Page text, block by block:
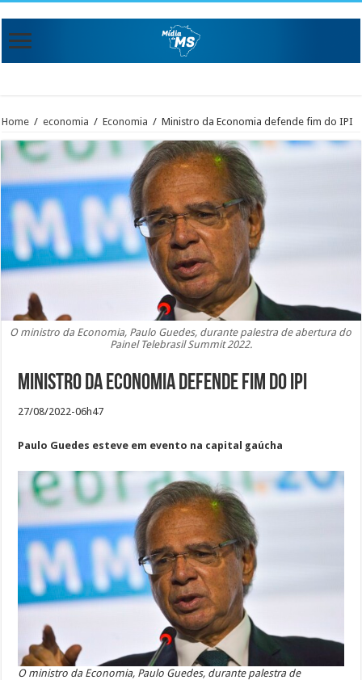
Home / economia / Economia / Ministro da Economia defende fim do IPI
O ministro da Economia, Paulo Guedes, durante palestra de abertura do
Painel Telebrasil Summit 2022.
Ministro da Economia defende fim do IPI
27/08/2022-06h47
Paulo Guedes esteve em evento na capital gaúcha
O ministro da Economia, Paulo Guedes, durante palestra de